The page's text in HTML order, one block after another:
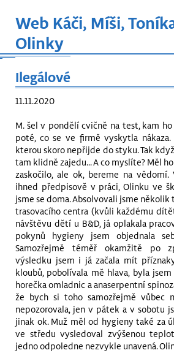
Web Káči, Míši,
Olinky
Ilegálové
11.11.2020
M. šel v pondělí cvičně na test, kam
poté, co se ve firmě vyskytla
kterou skoro nepřijde do styku. Tak
tam klidně zajedu... A co myslíte? Měl
zaskočilo, ale ok, bereme na vědomí.
ihned předpisově v práci, Olinku ve
jsme se doma. Absolvovali jsme
trasovacího centra (kvůli každému
návštěvu dětí u B&D, já oplakala
pokynů hygieny jsem objednala
Samozřejmě téměř okamžitě po
výsledku jsem i já začala mít
kloubů, pobolívala mě hlava, byla jsem
horečka omladnic a anaserpentní
že bych si toho samozřejmě vůbec
nepozorovala, jen v pátek a v sobotu
jinak ok. Muž měl od hygieny také za
ve středu vysledoval zvýšenou
jedno odpoledne nezvykle unavená.